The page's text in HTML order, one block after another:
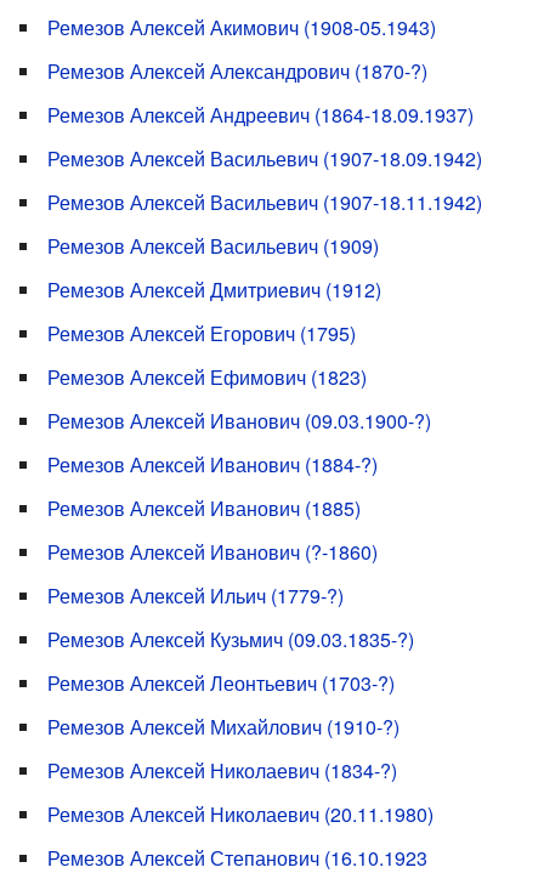
Ремезов Алексей Акимович (1908-05.1943)
Ремезов Алексей Александрович (1870-?)
Ремезов Алексей Андреевич (1864-18.09.1937)
Ремезов Алексей Васильевич (1907-18.09.1942)
Ремезов Алексей Васильевич (1907-18.11.1942)
Ремезов Алексей Васильевич (1909)
Ремезов Алексей Дмитриевич (1912)
Ремезов Алексей Егорович (1795)
Ремезов Алексей Ефимович (1823)
Ремезов Алексей Иванович (09.03.1900-?)
Ремезов Алексей Иванович (1884-?)
Ремезов Алексей Иванович (1885)
Ремезов Алексей Иванович (?-1860)
Ремезов Алексей Ильич (1779-?)
Ремезов Алексей Кузьмич (09.03.1835-?)
Ремезов Алексей Леонтьевич (1703-?)
Ремезов Алексей Михайлович (1910-?)
Ремезов Алексей Николаевич (1834-?)
Ремезов Алексей Николаевич (20.11.1980)
Ремезов Алексей Степанович (16.10.1923